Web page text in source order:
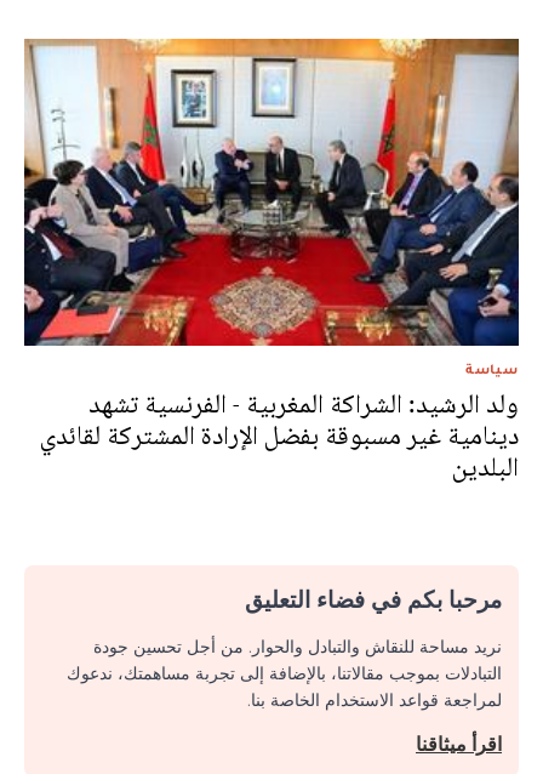
سياسة
ولد الرشيد: الشراكة المغربية - الفرنسية تشهد
دينامية غير مسبوقة بفضل الإرادة المشتركة لقائدي
البلدين
مرحبا بكم في فضاء التعليق
نريد مساحة للنقاش والتبادل والحوار. من أجل تحسين جودة
التبادلات بموجب مقالاتنا، بالإضافة إلى تجربة مساهمتك، ندعوك
لمراجعة قواعد الاستخدام الخاصة بنا.
اقرأ ميثاقنا